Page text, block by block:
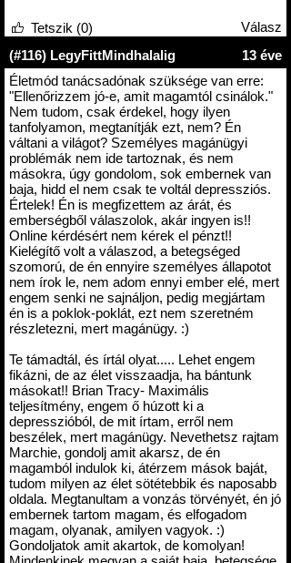
Válasz
Tetszik (0)
(#116) LegyFittMindhalalig
13 éve
Életmód tanácsadónak szüksége van erre:
"Ellenőrizzem jó-e, amit magamtól csinálok."
Nem tudom, csak érdekel, hogy ilyen
tanfolyamon, megtanítják ezt, nem? Én
váltani a világot? Személyes magánügyi
problémák nem ide tartoznak, és nem
másokra, úgy gondolom, sok embernek van
baja, hidd el nem csak te voltál depressziós.
Értelek! Én is megfizettem az árát, és
emberségből válaszolok, akár ingyen is!!
Online kérdésért nem kérek el pénzt!!
Kielégítő volt a válaszod, a betegséged
szomorú, de én ennyire személyes állapotot
nem írok le, nem adom ennyi ember elé, mert
engem senki ne sajnáljon, pedig megjártam
én is a poklok-poklát, ezt nem szeretném
részletezni, mert magánügy. :)
Te támadtál, és írtál olyat..... Lehet engem
fikázni, de az élet visszaadja, ha bántunk
másokat!! Brian Tracy- Maximális
teljesítmény, engem ő húzott ki a
depresszióból, de mit írtam, erről nem
beszélek, mert magánügy. Nevethetsz rajtam
Marchie, gondolj amit akarsz, de én
magamból indulok ki, átérzem mások baját,
tudom milyen az élet sötétebbik és naposabb
oldala. Megtanultam a vonzás törvényét, én jó
embernek tartom magam, és elfogadom
magam, olyanak, amilyen vagyok. :)
Gondoljatok amit akartok, de komolyan!